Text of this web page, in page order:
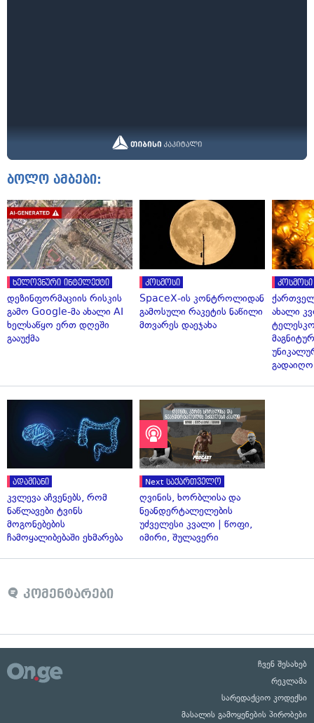
ბოლო ამბები:
ხელოვნური ინტელექტი
დეზინფორმაციის რისკის
გამო Google-მა ახალი AI
ხელსაწყო ერთ დღეში
გააუქმა
კოსმოსი
SpaceX-ის კონტროლიდან
გამოსული რაკეტის ნაწილი
მთვარეს დაეჯახა
კოსმოსი
ახალი
გადაიღო
ადამიანი
კვლევა აჩვენებს, რომ
ნაწლავები ტვინს
მოგონებების
ჩამოყალიბებაში ეხმარება
Next საქართველო
ღვინის, ხორბლისა და
ნეანდერტალელების
უძველესი კვალი | წოფი,
იმირი, შულავერი
კომენტარები
ჩვენ შესახებ
რეკლამა
სარედაქციო კოდექსი
მასალის გამოყენების პირობები